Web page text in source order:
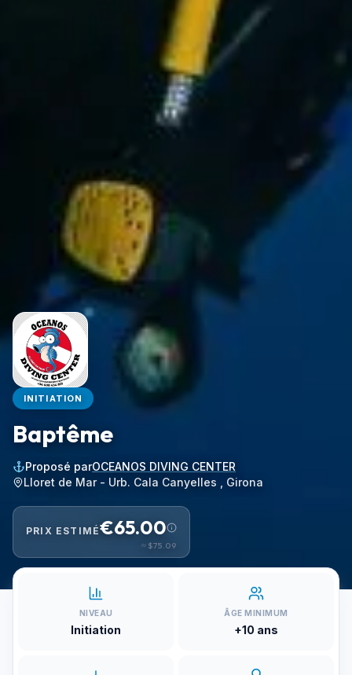
INITIATION
Baptême
Proposé parOCEANOS DIVING CENTER
Lloret de Mar - Urb. Cala Canyelles , Girona
PRIX ESTIMÉ€65.00
≈ $75.09
NIVEAU
Initiation
ÂGE MINIMUM
+10 ans